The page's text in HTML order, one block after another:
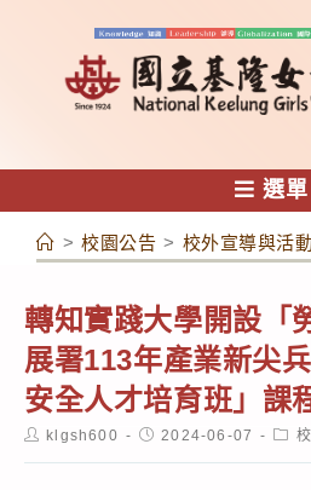
容
選單
> 校園公告 > 校外宣導與活動
轉知實踐大學開設「
展署113年產業新尖
安全人才培育班」課
Postklgsh600
Post2024-06-07
Post